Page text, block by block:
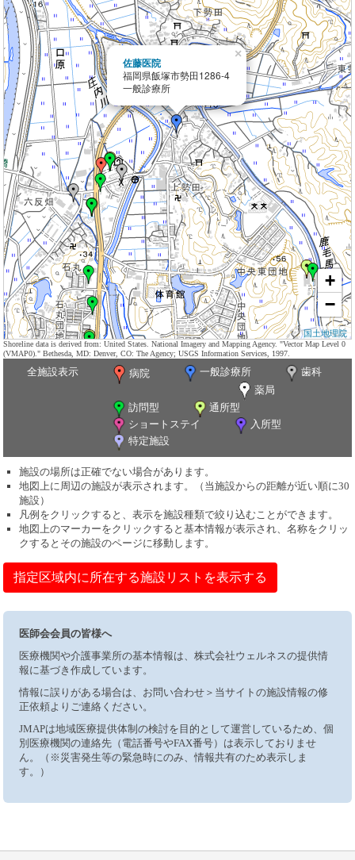
佐藤医院
福岡県飯塚市勢田1286-4
一般診療所
×
+
−
国土地理院
Shoreline data is derived from: United States. National Imagery and Mapping Agency. "Vector Map Level 0
(VMAP0)." Bethesda, MD: Denver, CO: The Agency; USGS Information Services, 1997.
全施設表示 病院 一般診療所
歯科
薬局
訪問型
通所型
ショートステイ
入所型
特定施設
施設の場所は正確でない場合があります。
地図上に周辺の施設が表示されます。（当施設からの距離が近い順に30
施設）
凡例をクリックすると、表示を施設種類で絞り込むことができます。
地図上のマーカーをクリックすると基本情報が表示され、名称をクリッ
クするとその施設のページに移動します。
指定区域内に所在する施設リストを表示する
医師会会員の皆様へ
医療機関や介護事業所の基本情報は、株式会社ウェルネスの提供情
報に基づき作成しています。
情報に誤りがある場合は、お問い合わせ＞当サイトの施設情報の修
正依頼よりご連絡ください。
JMAPは地域医療提供体制の検討を目的として運営しているため、個
別医療機関の連絡先（電話番号やFAX番号）は表示しておりませ
ん。（※災害発生等の緊急時にのみ、情報共有のため表示しま
す。）